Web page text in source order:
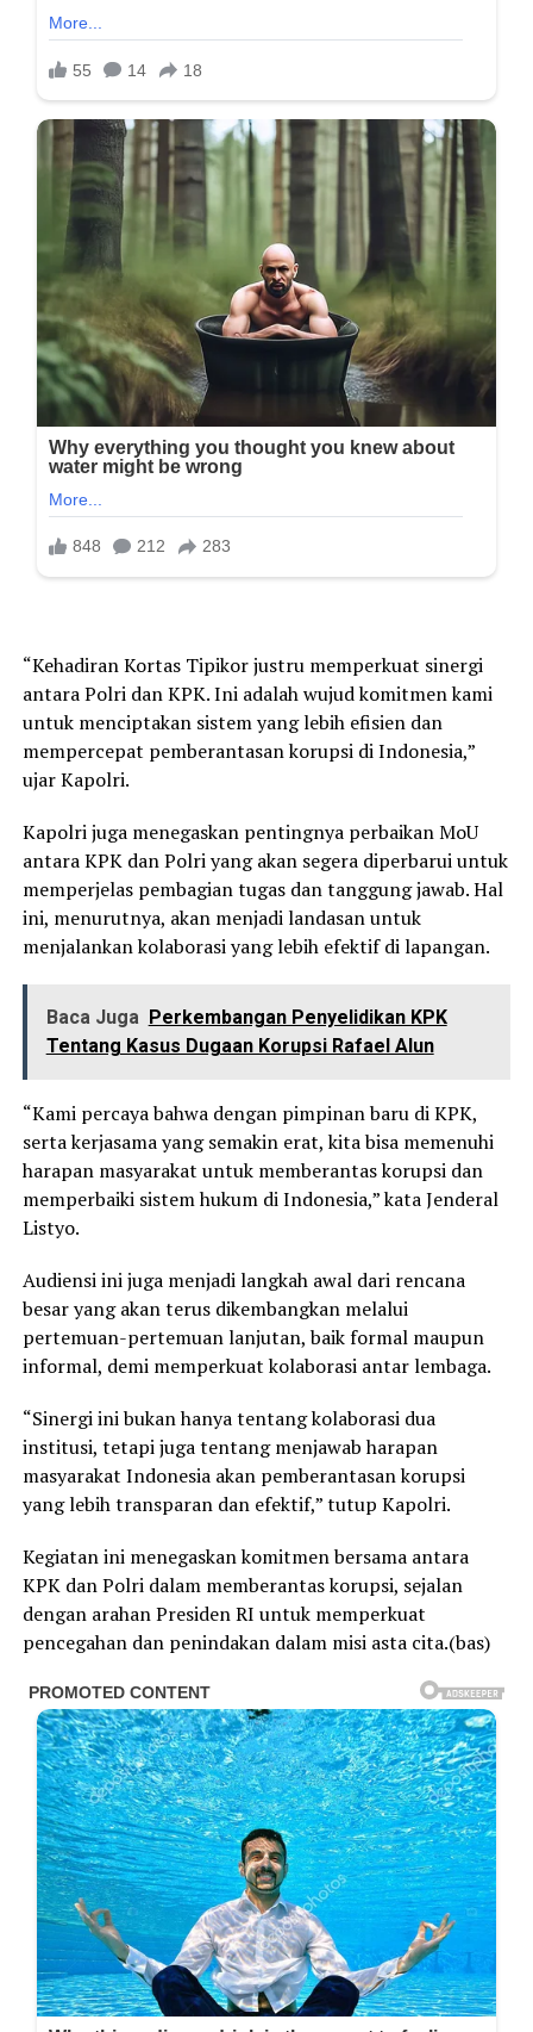
“Kehadiran Kortas Tipikor justru memperkuat sinergi
antara Polri dan KPK. Ini adalah wujud komitmen kami
untuk menciptakan sistem yang lebih efisien dan
mempercepat pemberantasan korupsi di Indonesia,”
ujar Kapolri.
Kapolri juga menegaskan pentingnya perbaikan MoU
antara KPK dan Polri yang akan segera diperbarui untuk
memperjelas pembagian tugas dan tanggung jawab. Hal
ini, menurutnya, akan menjadi landasan untuk
menjalankan kolaborasi yang lebih efektif di lapangan.
Baca Juga Perkembangan Penyelidikan KPK
Tentang Kasus Dugaan Korupsi Rafael Alun
“Kami percaya bahwa dengan pimpinan baru di KPK,
serta kerjasama yang semakin erat, kita bisa memenuhi
harapan masyarakat untuk memberantas korupsi dan
memperbaiki sistem hukum di Indonesia,” kata Jenderal
Listyo.
Audiensi ini juga menjadi langkah awal dari rencana
besar yang akan terus dikembangkan melalui
pertemuan-pertemuan lanjutan, baik formal maupun
informal, demi memperkuat kolaborasi antar lembaga.
“Sinergi ini bukan hanya tentang kolaborasi dua
institusi, tetapi juga tentang menjawab harapan
masyarakat Indonesia akan pemberantasan korupsi
yang lebih transparan dan efektif,” tutup Kapolri.
Kegiatan ini menegaskan komitmen bersama antara
KPK dan Polri dalam memberantas korupsi, sejalan
dengan arahan Presiden RI untuk memperkuat
pencegahan dan penindakan dalam misi asta cita.(bas)